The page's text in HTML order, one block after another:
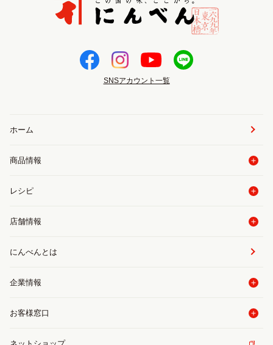
SNSアカウント一覧
ホーム
商品情報
レシピ
店舗情報
にんべんとは
企業情報
お客様窓口